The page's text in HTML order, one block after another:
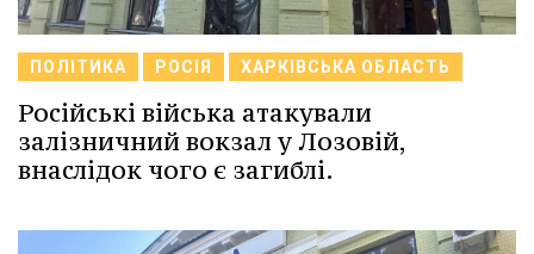
ПОЛІТИКА РОСІЯ ХАРКІВСЬКА ОБЛАСТЬ
Російські війська атакували
залізничний вокзал у Лозовій,
внаслідок чого є загиблі.